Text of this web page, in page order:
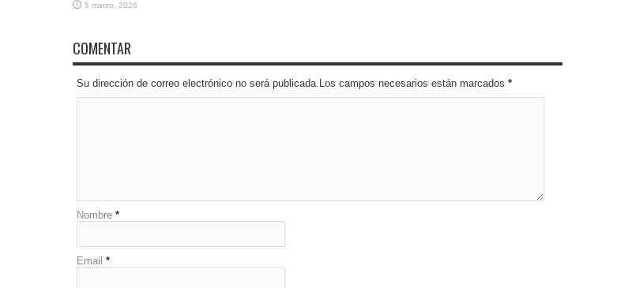
5 marzo, 2026
COMENTAR
Su dirección de correo electrónico no será publicada.Los campos necesarios están marcados *
Nombre *
Email *